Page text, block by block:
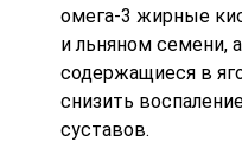
омега-3 жирные
и льняном семени,
содержащиеся в
снизить
суставов.